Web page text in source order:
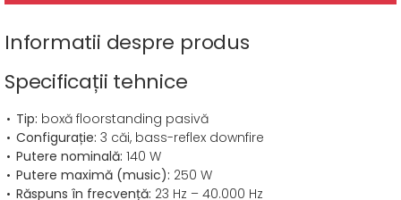
Informatii despre produs
Specificații tehnice
Tip: boxă floorstanding pasivă
Configurație: 3 căi, bass-reflex downfire
Putere nominală: 140 W
Putere maximă (music): 250 W
Răspuns în frecvență: 23 Hz – 40.000 Hz